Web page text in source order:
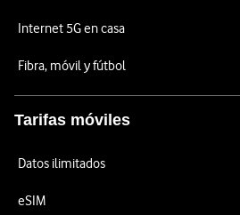
Internet 5G en casa
Fibra, móvil y fútbol
Tarifas móviles
Datos ilimitados
eSIM